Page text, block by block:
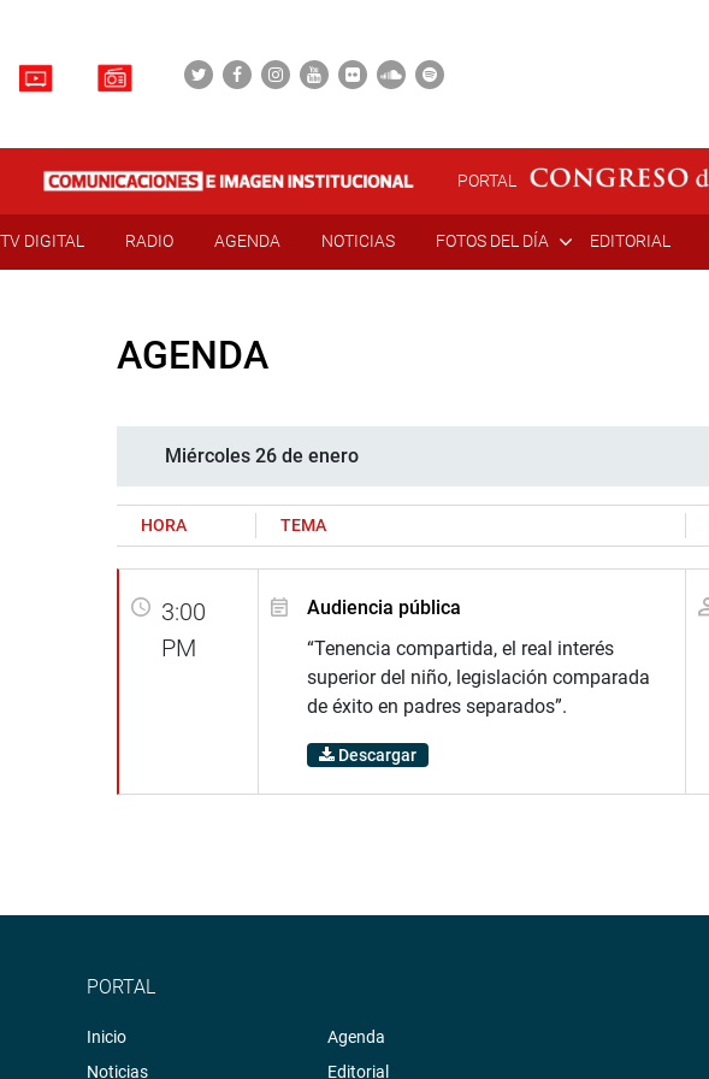
PORTAL
TV DIGITAL RADIO AGENDA NOTICIAS FOTOS DEL DÍA EDITORIAL
AGENDA
Miércoles 26 de enero
HORA TEMA
3:00
PM
Audiencia pública
“Tenencia compartida, el real interés
superior del niño, legislación comparada
de éxito en padres separados”.
Descargar
PORTAL
Inicio
Noticias
Agenda
Editorial